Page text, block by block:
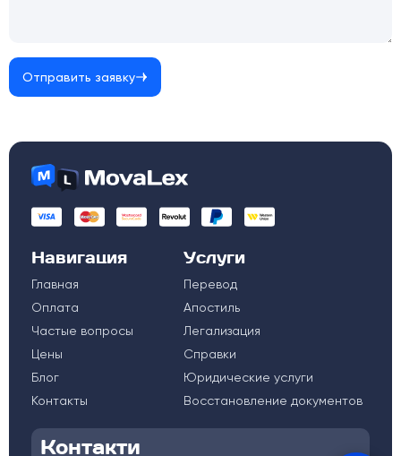
Отправить заявку
Навигация
Главная
Оплата
Частые вопросы
Цены
Блог
Контакты
Услуги
Перевод
Апостиль
Легализация
Справки
Юридические услуги
Восстановление документов
Контакти